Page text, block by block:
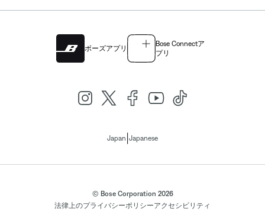
ボーズアプリ
Bose Connectア
プリ
Japan Japanese
© Bose Corporation 2026
法律上のプライバシーポリシーアクセシビリティ